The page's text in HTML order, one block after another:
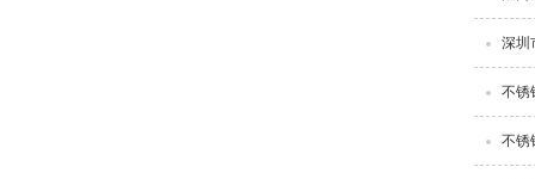
深圳
不锈
不锈